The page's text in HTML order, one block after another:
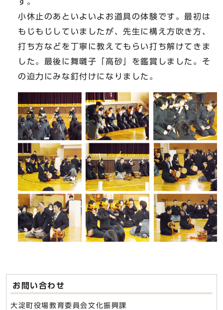
小休止のあといよいよお道具の体験です。最初は
もじもじしていましたが、先生に構え方吹き方、
打ち方などを丁寧に教えてもらい打ち解けてきま
した。最後に舞囃子「高砂」を鑑賞しました。そ
の迫力にみな釘付けになりました。
お問い合わせ
大淀町役場教育委員会文化振興課